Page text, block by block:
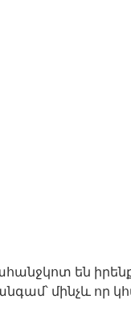
են
մինչև որ